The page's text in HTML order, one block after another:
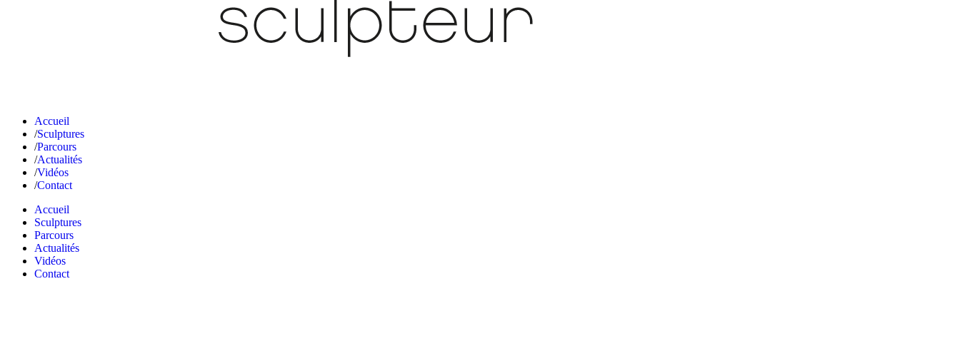
Accueil
Sculptures
Parcours
Actualités
Vidéos
Contact
Accueil
Sculptures
Parcours
Actualités
Vidéos
Contact